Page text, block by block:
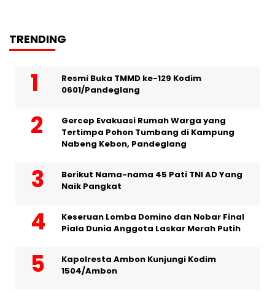
TRENDING
Resmi Buka TMMD ke-129 Kodim
0601/Pandeglang
Gercep Evakuasi Rumah Warga yang
Tertimpa Pohon Tumbang di Kampung
Nabeng Kebon, Pandeglang
Berikut Nama-nama 45 Pati TNI AD Yang
Naik Pangkat
Keseruan Lomba Domino dan Nobar Final
Piala Dunia Anggota Laskar Merah Putih
Kapolresta Ambon Kunjungi Kodim
1504/Ambon